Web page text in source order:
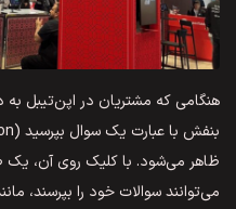
هنگامی که مشتریان در اپن‌تیبل به
ظاهر می‌شود. با کلیک روی آن،
می‌توانند سوالات خود را بپرسند،